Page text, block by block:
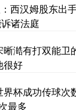
西汉姆股东出
诸法庭
澔有打双能卫
很好
杯成功传球次
最多